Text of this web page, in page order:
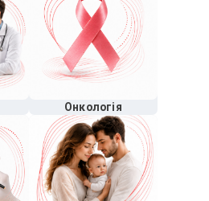
Онкологія